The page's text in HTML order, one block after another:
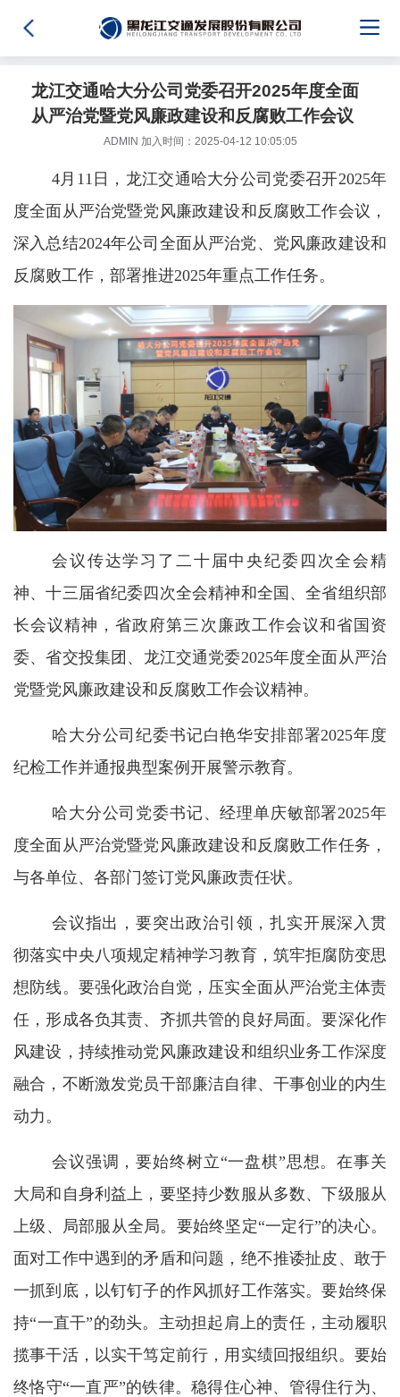
龙江交通哈大分公司党委召开2025年度全面
从严治党暨党风廉政建设和反腐败工作会议
ADMIN 加入时间：2025-04-12 10:05:05
4月11日，龙江交通哈大分公司党委召开2025年
度全面从严治党暨党风廉政建设和反腐败工作会议，
深入总结2024年公司全面从严治党、党风廉政建设和
反腐败工作，部署推进2025年重点工作任务。
会议传达学习了二十届中央纪委四次全会精
神、十三届省纪委四次全会精神和全国、全省组织部
长会议精神，省政府第三次廉政工作会议和省国资
委、省交投集团、龙江交通党委2025年度全面从严治
党暨党风廉政建设和反腐败工作会议精神。
哈大分公司纪委书记白艳华安排部署2025年度
纪检工作并通报典型案例开展警示教育。
哈大分公司党委书记、经理单庆敏部署2025年
度全面从严治党暨党风廉政建设和反腐败工作任务，
与各单位、各部门签订党风廉政责任状。
会议指出，要突出政治引领，扎实开展深入贯
彻落实中央八项规定精神学习教育，筑牢拒腐防变思
想防线。要强化政治自觉，压实全面从严治党主体责
任，形成各负其责、齐抓共管的良好局面。要深化作
风建设，持续推动党风廉政建设和组织业务工作深度
融合，不断激发党员干部廉洁自律、干事创业的内生
动力。
会议强调，要始终树立“一盘棋”思想。在事关
大局和自身利益上，要坚持少数服从多数、下级服从
上级、局部服从全局。要始终坚定“一定行”的决心。
面对工作中遇到的矛盾和问题，绝不推诿扯皮、敢于
一抓到底，以钉钉子的作风抓好工作落实。要始终保
持“一直干”的劲头。主动担起肩上的责任，主动履职
揽事干活，以实干笃定前行，用实绩回报组织。要始
终恪守“一直严”的铁律。稳得住心神、管得住行为、